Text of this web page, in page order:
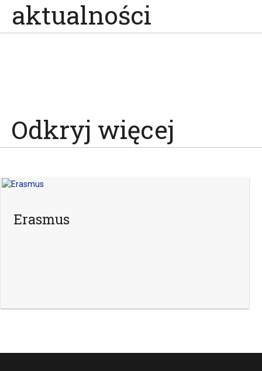
aktualności
Odkryj więcej
Erasmus